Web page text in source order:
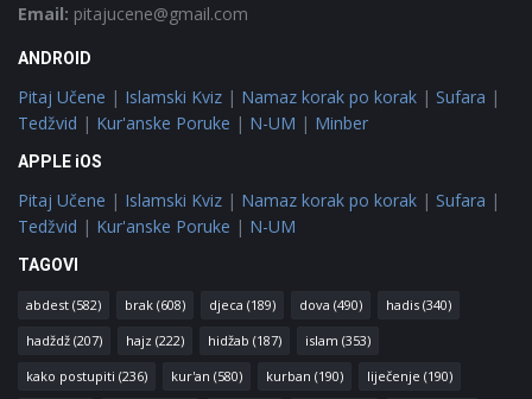
Email: pitajucene@gmail.com
ANDROID
Pitaj Učene | Islamski Kviz | Namaz korak po korak | Sufara |
Tedžvid | Kur'anske Poruke | N-UM | Minber
APPLE iOS
Pitaj Učene | Islamski Kviz | Namaz korak po korak | Sufara |
Tedžvid | Kur'anske Poruke | N-UM
TAGOVI
abdest (582) brak (608) djeca (189) dova (490) hadis (340)
hadždž (207) hajz (222) hidžab (187) islam (353)
kako postupiti (236) kur'an (580) kurban (190) liječenje (190)